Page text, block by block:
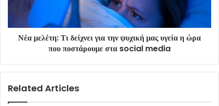
Νέα μελέτη: Τι δείχνει για την ψυχική μας υγεία η ώρα
που ποστάρουμε στα social media
Related Articles